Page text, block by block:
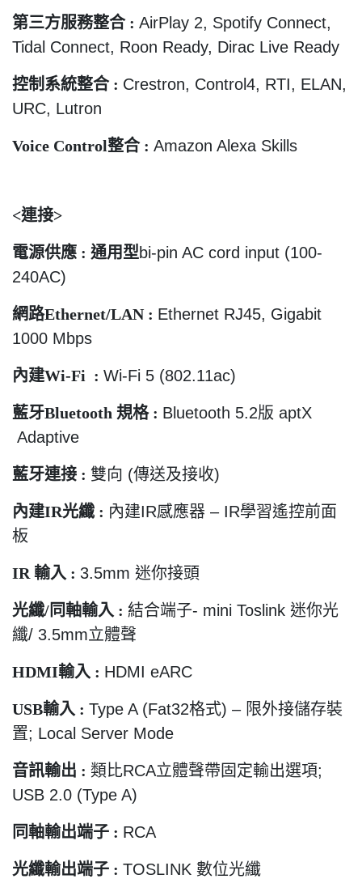
第三方服務整合: AirPlay 2, Spotify Connect,
Tidal Connect, Roon Ready, Dirac Live Ready
控制系統整合: Crestron, Control4, RTI, ELAN,
URC, Lutron
Voice Control整合: Amazon Alexa Skills
<連接>
電源供應 : 通用型bi-pin AC cord input (100-
240AC)
網路Ethernet/LAN : Ethernet RJ45, Gigabit
1000 Mbps
內建Wi-Fi : Wi-Fi 5 (802.11ac)
藍牙Bluetooth 規格: Bluetooth 5.2版 aptX
Adaptive
藍牙連接 : 雙向 (傳送及接收)
內建IR光纖 : 內建IR感應器 – IR學習遙控前面
板
IR 輸入 : 3.5mm 迷你接頭
光纖/ 同軸輸入 : 結合端子- mini Toslink 迷你光
纖/ 3.5mm立體聲
HDMI輸入 : HDMI eARC
USB輸入 : Type A (Fat32格式) – 限外接儲存裝
置; Local Server Mode
音訊輸出 : 類比RCA立體聲帶固定輸出選項;
USB 2.0 (Type A)
同軸輸出端子 : RCA
光纖輸出端子 : TOSLINK 數位光纖